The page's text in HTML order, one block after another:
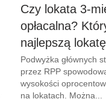
Czy lokata 3-
opłacalna?
najlepszą
Podwyżka głównych
przez RPP
wysokości
na lokatach. Można...